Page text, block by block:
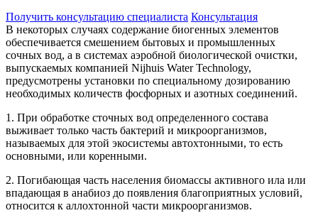
Получить консультацию специалиста Консультация
В некоторых случаях содержание биогенных элементов
обеспечивается смешением бытовых и промышленных
сочных вод, а в системах аэробной биологической очистки,
выпускаемых компанией Nijhuis Water Technology,
предусмотрены установки по специальному дозированию
необходимых количеств фосфорных и азотных соединений.
1. При обработке сточных вод определенного состава
выживает только часть бактерий и микроорганизмов,
называемых для этой экосистемы автохтонными, то есть
основными, или коренными.
2. Погибающая часть населения биомассы активного ила или
впадающая в анабиоз до появления благоприятных условий,
относится к аллохтонной части микроорганизмов.